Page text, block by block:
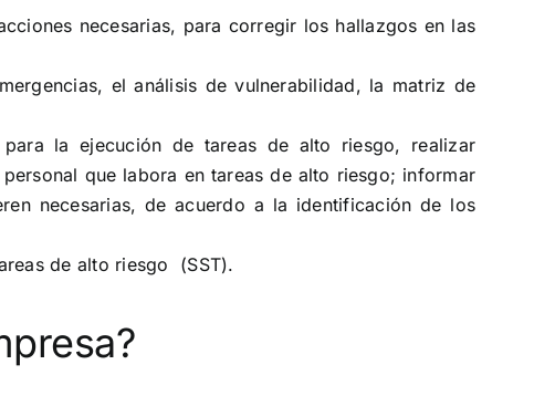
necesarias, para corregir los hallazgos en las
el análisis de vulnerabilidad, la matriz de
la ejecución de tareas de alto riesgo, realizar
que labora en tareas de alto riesgo; informar
necesarias, de acuerdo a la identificación de los
de alto riesgo (SST).